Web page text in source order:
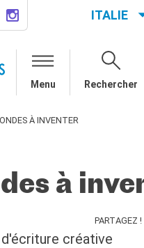
ÉCOLE & UNIVERSITÉ
LE PALAIS FARNÈSE
QUI SOMMES-NOUS ?
Offres d'emplois/stages
ITALIE
Menu Rechercher
À INVENTER
à
PARTAGEZ !
créative